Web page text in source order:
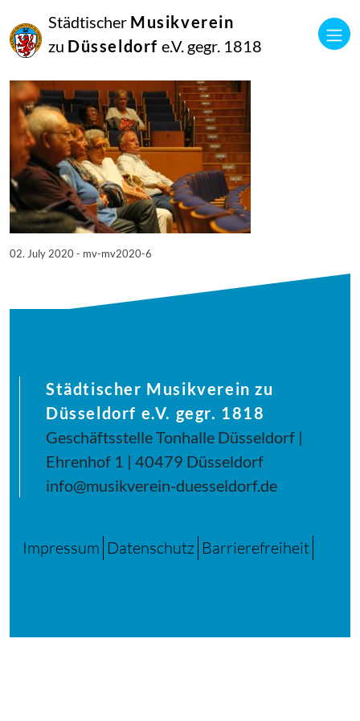
Städtischer Musikverein
zu Düsseldorf e.V. gegr. 1818
Juli
2020
Netkotec
02. July 2020 - mv-mv2020-6
Städtischer Musikverein zu
Düsseldorf e.V. gegr. 1818
Geschäftsstelle Tonhalle Düsseldorf |
Ehrenhof 1 | 40479 Düsseldorf
info@musikverein-duesseldorf.de
Impressum Datenschutz Barrierefreiheit